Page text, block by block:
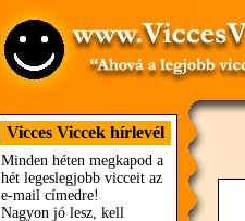
Vicces Viccek hírlevél
Minden héten megkapod a
hét legeslegjobb vicceit az
e-mail címedre!
Nagyon jó lesz, kell